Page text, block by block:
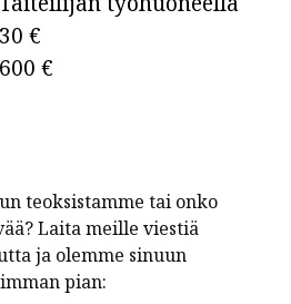
30 €
600 €
teoksistamme tai onko
Laita meille viestiä
ja olemme sinuun
pian: